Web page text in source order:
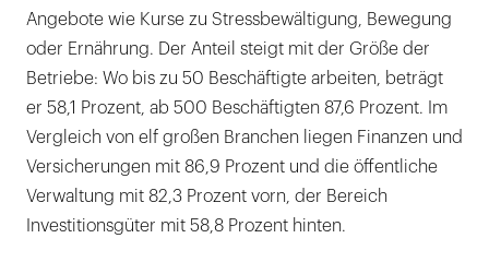
Angebote wie Kurse zu Stressbewältigung, Bewegung
oder Ernährung. Der Anteil steigt mit der Größe der
Betriebe: Wo bis zu 50 Beschäftigte arbeiten, beträgt
er 58,1 Prozent, ab 500 Beschäftigten 87,6 Prozent. Im
Vergleich von elf großen Branchen liegen Finanzen und
Versicherungen mit 86,9 Prozent und die öffentliche
Verwaltung mit 82,3 Prozent vorn, der Bereich
Investitionsgüter mit 58,8 Prozent hinten.